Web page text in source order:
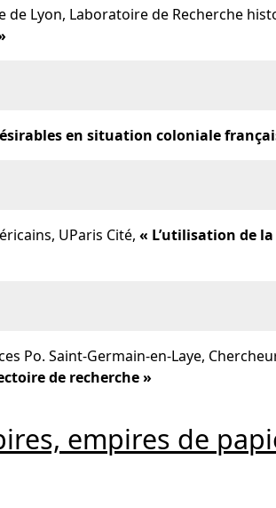
Lyon, Laboratoire de Recherche
en situation coloniale
UParis Cité, « L’utilisation de
Po. Saint-Germain-en-Laye,
de recherche »
empires de